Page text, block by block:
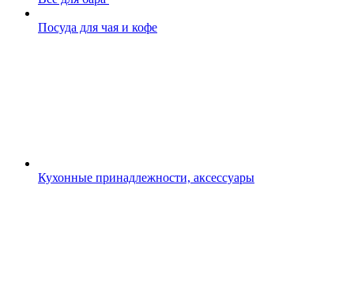
Посуда для чая и кофе
Кухонные принадлежности, аксессуары